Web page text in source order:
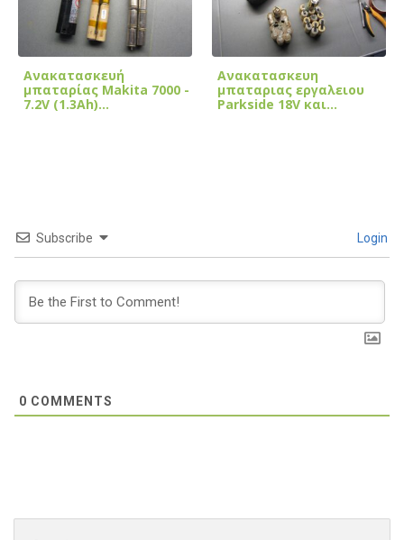
Ανακατασκευή
μπαταρίας Makita 7000 -
7.2V (1.3Ah)…
Ανακατασκευη
μπαταριας εργαλειου
Parkside 18V και…
Subscribe Login
0 COMMENTS